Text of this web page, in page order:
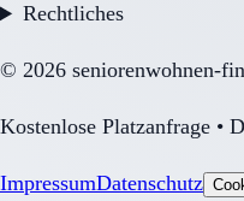
Rechtliches
© 2026 seniorenwohnen-
Kostenlose Platzanfrage •
ImpressumDatenschutz